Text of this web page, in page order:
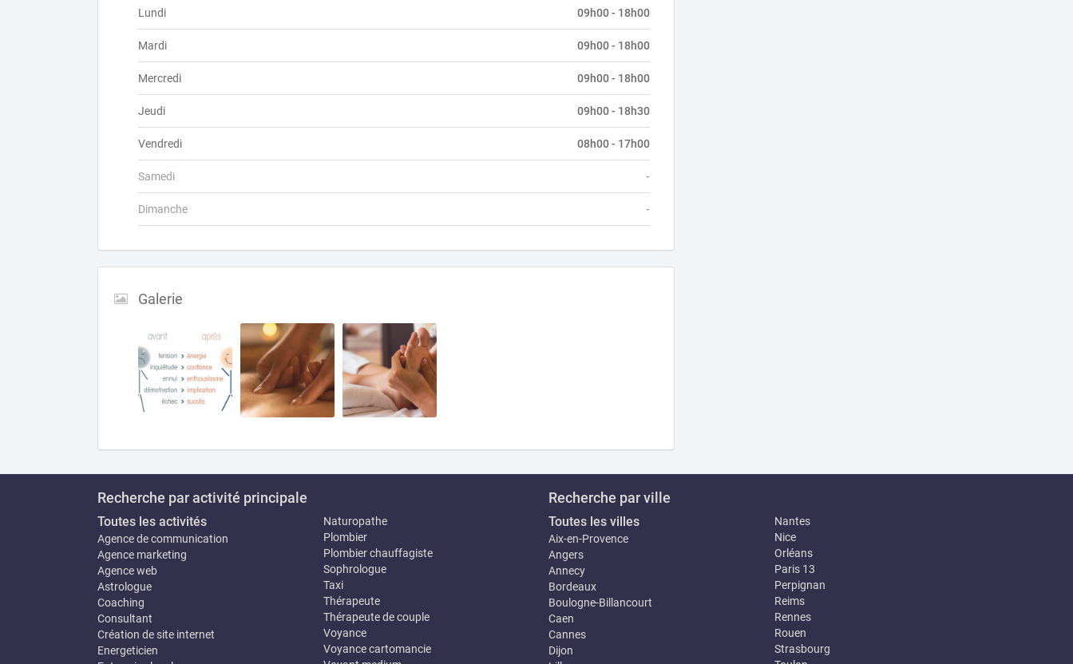
Lundi 09h00 - 18h00
Mardi 09h00 - 18h00
Mercredi 09h00 - 18h00
Jeudi 09h00 - 18h30
Vendredi 08h00 - 17h00
Samedi -
Dimanche -
Galerie
Recherche par activité principale
Toutes les activités
Agence de communication
Agence marketing
Agence web
Astrologue
Coaching
Consultant
Création de site internet
Energeticien
Naturopathe
Plombier
Plombier chauffagiste
Sophrologue
Taxi
Thérapeute
Thérapeute de couple
Voyance
Voyance cartomancie
Recherche par ville
Toutes les villes
Aix-en-Provence
Angers
Annecy
Bordeaux
Boulogne-Billancourt
Caen
Cannes
Dijon
Nantes
Nice
Orléans
Paris 13
Perpignan
Reims
Rennes
Rouen
Strasbourg